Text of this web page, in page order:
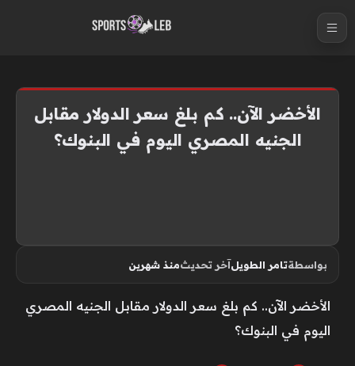
الأخضر الآن.. كم بلغ سعر الدولار مقابل
الجنيه المصري اليوم في البنوك؟
بواسطةتامر الطويلآخر تحديثمنذ شهرين
الأخضر الآن.. كم بلغ سعر الدولار مقابل الجنيه المصري
اليوم في البنوك؟